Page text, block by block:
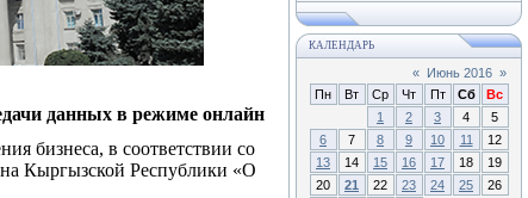
данных в режиме онлайн
бизнеса, в соответствии со
Кыргызской Республики «О
КАЛЕНДАРЬ
« Июнь 2016 »
Пн
Вт Ср Чт Пт Сб
Вс
1
2 3 4
5
6
7 8 9 10 11
12
13
14 15 16 17 18
19
20
21 22 23 24 25
26